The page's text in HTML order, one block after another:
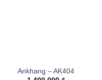
Ankhang – AK404